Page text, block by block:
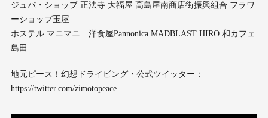
ジュバ・ショップ 正法寺 大福屋 高島屋南商店街振興組合 フラワ
ーショップ玉屋
ホステル マニマニ 洋食屋Pannonica MADBLAST HIRO 和カフェ
島田
地元ピース！幻想ドライビング・公式ツイッター：
https://twitter.com/zimotopeace